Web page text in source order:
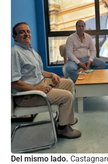
Del mismo lado.